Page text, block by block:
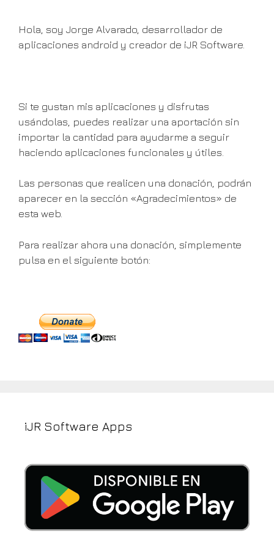
Hola, soy Jorge Alvarado, desarrollador de
aplicaciones android y creador de iJR Software.
Si te gustan mis aplicaciones y disfrutas
usándolas, puedes realizar una aportación sin
importar la cantidad para ayudarme a seguir
haciendo aplicaciones funcionales y útiles.
Las personas que realicen una donación, podrán
aparecer en la sección «Agradecimientos» de
esta web.
Para realizar ahora una donación, simplemente
pulsa en el siguiente botón:
iJR Software Apps